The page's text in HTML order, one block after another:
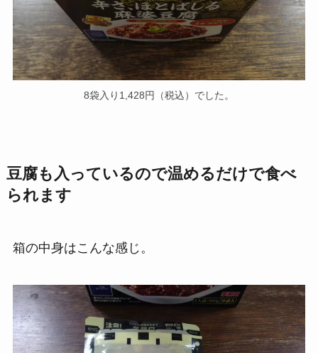
8袋入り1,428円（税込）でした。
豆腐も入っているので温めるだけで食べ
られます
箱の中身はこんな感じ。